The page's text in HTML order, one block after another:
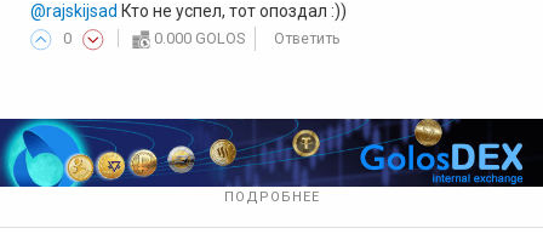
@rajskijsad Кто не успел, тот опоздал :))
0 0.000 GOLOS Ответить
ПОДРОБНЕЕ